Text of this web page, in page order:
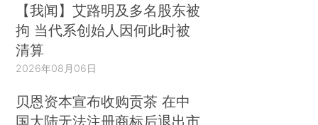
【我闻】艾路明及多名股东被
拘 当代系创始人因何此时被
清算
2026年08月06日
贝恩资本宣布收购贡茶 在中
国大陆无法注册商标后退出市